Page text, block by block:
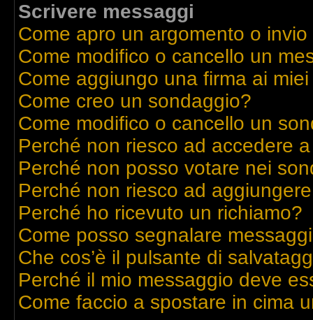
Scrivere messaggi
Come apro un argomento o
Come modifico o cancello un
Come aggiungo una firma ai
Come creo un sondaggio?
Come modifico o cancello un
Perché non riesco ad accedere
Perché non posso votare nei
Perché non riesco ad
Perché ho ricevuto un richiamo?
Come posso segnalare
Che cos’è il pulsante di
Perché il mio messaggio deve
Come faccio a spostare in cima